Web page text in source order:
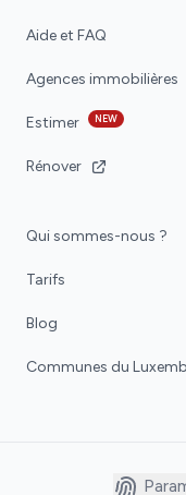
Aide et FAQ
Agences immobilières
Estimer NEW
Rénover
Qui sommes-nous ?
Tarifs
Blog
Communes du